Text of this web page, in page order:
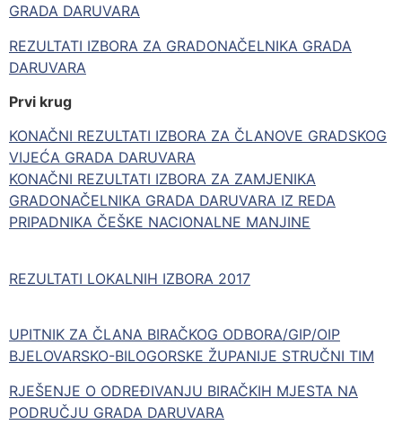
GRADA DARUVARA
REZULTATI IZBORA ZA GRADONAČELNIKA GRADA
DARUVARA
Prvi krug
KONAČNI REZULTATI IZBORA ZA ČLANOVE GRADSKOG
VIJEĆA GRADA DARUVARA
KONAČNI REZULTATI IZBORA ZA ZAMJENIKA
GRADONAČELNIKA GRADA DARUVARA IZ REDA
PRIPADNIKA ČEŠKE NACIONALNE MANJINE
REZULTATI LOKALNIH IZBORA 2017
UPITNIK ZA ČLANA BIRAČKOG ODBORA/GIP/OIP
BJELOVARSKO-BILOGORSKE ŽUPANIJE STRUČNI TIM
RJEŠENJE O ODREĐIVANJU BIRAČKIH MJESTA NA
PODRUČJU GRADA DARUVARA